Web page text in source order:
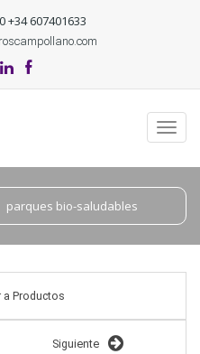
+34 607401633
parques bio-saludables
a Productos
Siguiente